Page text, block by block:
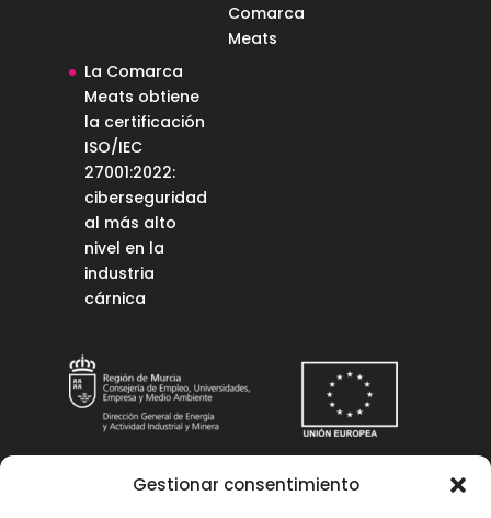
Gestionar consentimiento
Comarca
Meats
La Comarca
Meats obtiene
la certificación
ISO/IEC
27001:2022:
ciberseguridad
al más alto
nivel en la
industria
cárnica
Una manera de hacer Europa